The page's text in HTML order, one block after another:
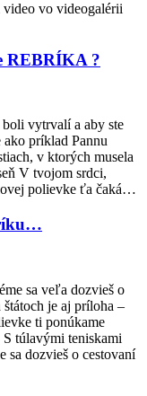
vo videogalérii
REBRÍKA ?
vytrvalí a aby ste
príklad Pannu
v ktorých musela
V tvojom srdci,
polievke ťa čaká…
sa veľa dozvieš o
je aj príloha –
ti ponúkame
túlavými teniskami
dozvieš o cestovaní